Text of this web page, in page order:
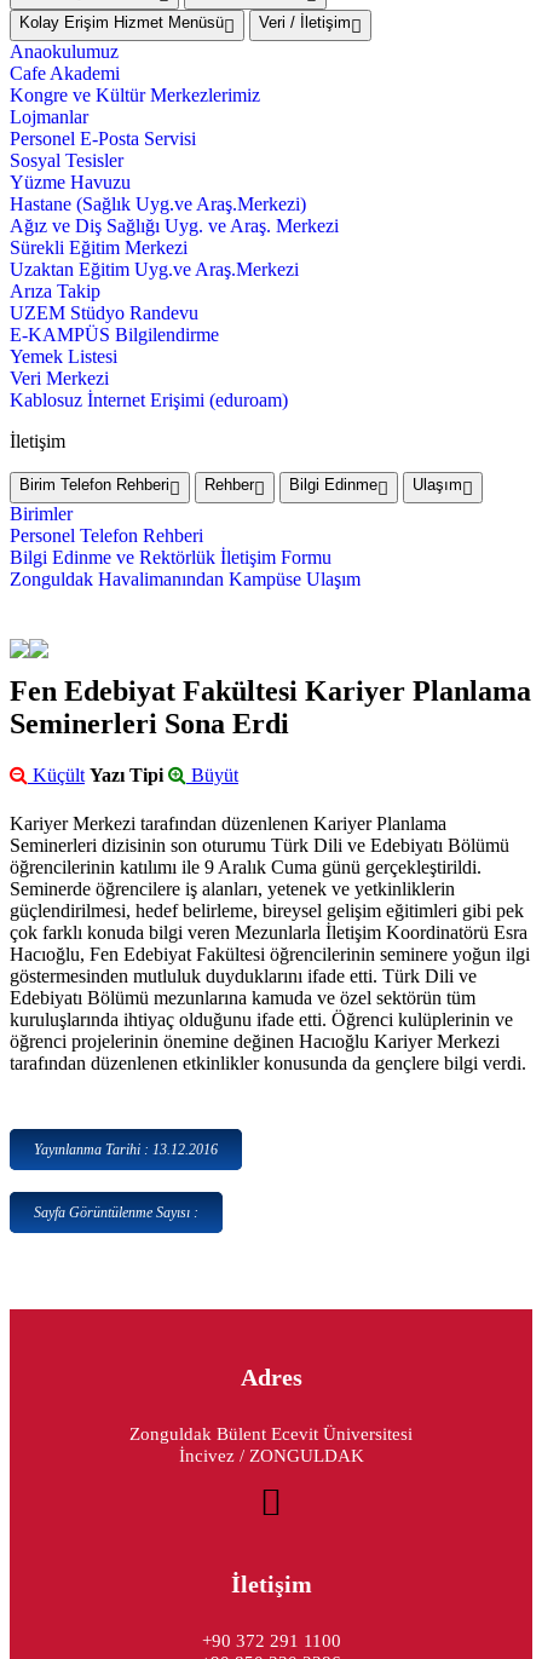
Kolay Erişim Hizmet Menüsü
Veri / İletişim
Anaokulumuz
Cafe Akademi
Kongre ve Kültür Merkezlerimiz
Lojmanlar
Personel E-Posta Servisi
Sosyal Tesisler
Yüzme Havuzu
Hastane (Sağlık Uyg.ve Araş.Merkezi)
Ağız ve Diş Sağlığı Uyg. ve Araş. Merkezi
Sürekli Eğitim Merkezi
Uzaktan Eğitim Uyg.ve Araş.Merkezi
Arıza Takip
UZEM Stüdyo Randevu
E-KAMPÜS Bilgilendirme
Yemek Listesi
Veri Merkezi
Kablosuz İnternet Erişimi (eduroam)
İletişim
Birim Telefon Rehberi Rehber Bilgi Edinme Ulaşım
Birimler
Personel Telefon Rehberi
Bilgi Edinme ve Rektörlük İletişim Formu
Zonguldak Havalimanından Kampüse Ulaşım
Fen Edebiyat Fakültesi Kariyer Planlama
Seminerleri Sona Erdi
Küçült Yazı Tipi Büyüt
Kariyer Merkezi tarafından düzenlenen Kariyer Planlama
Seminerleri dizisinin son oturumu Türk Dili ve Edebiyatı Bölümü
öğrencilerinin katılımı ile 9 Aralık Cuma günü gerçekleştirildi.
Seminerde öğrencilere iş alanları, yetenek ve yetkinliklerin
güçlendirilmesi, hedef belirleme, bireysel gelişim eğitimleri gibi pek
çok farklı konuda bilgi veren Mezunlarla İletişim Koordinatörü Esra
Hacıoğlu, Fen Edebiyat Fakültesi öğrencilerinin seminere yoğun ilgi
göstermesinden mutluluk duyduklarını ifade etti. Türk Dili ve
Edebiyatı Bölümü mezunlarına kamuda ve özel sektörün tüm
kuruluşlarında ihtiyaç olduğunu ifade etti. Öğrenci kulüplerinin ve
öğrenci projelerinin önemine değinen Hacıoğlu Kariyer Merkezi
tarafından düzenlenen etkinlikler konusunda da gençlere bilgi verdi.
Yayınlanma Tarihi : 13.12.2016
Sayfa Görüntülenme Sayısı :
Adres
Zonguldak Bülent Ecevit Üniversitesi
İncivez / ZONGULDAK
İletişim
+90 372 291 1100